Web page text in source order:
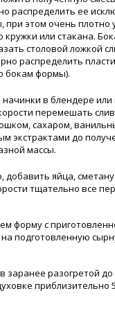
распределить ее
при этом очень плотно
кружки или стакана.
столовой ложкой
рас­пре­де­лить
бокам формы).
начинки в блендере
перемешать
сахаром,
экстрактами до
массы.
добавить яйца,
тщательно все
форму с
подготовленную
заранее разогретой до
приблизительно